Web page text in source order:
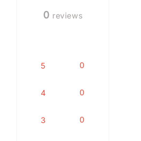
0 reviews
5 0
4 0
3 0